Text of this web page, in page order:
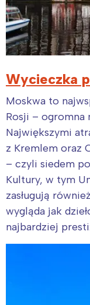
Wycieczka
Moskwa to
Rosji –
Największymi
z Kremlem oraz
– czyli siedem
Kultury, w tym
zasługują
wygląda jak
najbardziej